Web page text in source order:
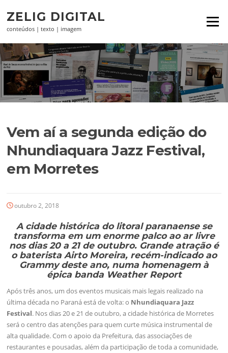
paraZELIG DIGITAL
conteúdos | texto | imagem
Menu
Vem aí a segunda edição do
Nhundiaquara Jazz Festival,
em Morretes
outubro 2, 2018
A cidade histórica do litoral paranaense se
transforma em um enorme palco ao ar livre
nos dias 20 a 21 de outubro. Grande atração é
o baterista Airto Moreira, recém-indicado ao
Grammy deste ano, numa homenagem à
épica banda Weather Report
Após três anos, um dos eventos musicais mais legais realizado na
última década no Paraná está de volta: o Nhundiaquara Jazz
Festival. Nos dias 20 e 21 de outubro, a cidade histórica de Morretes
será o centro das atenções para quem curte música instrumental de
alta qualidade. Com o apoio da Prefeitura, das associações de
restaurantes e pousadas, além da participação de toda a comunidade,